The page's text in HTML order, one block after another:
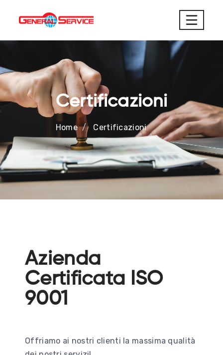
Certificazioni
Home Certificazioni
Azienda
Certificata ISO
9001
Offriamo ai nostri clienti la massima qualità